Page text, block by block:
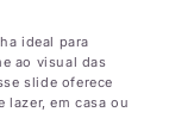
ideal para
ao visual das
slide oferece
lazer, em casa ou